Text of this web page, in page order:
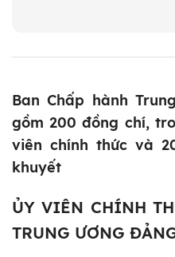
Ban Chấp hành
gồm 200 đồng chí,
viên chính thức và
khuyết
ỦY VIÊN CHÍNH
TRUNG ƯƠNG